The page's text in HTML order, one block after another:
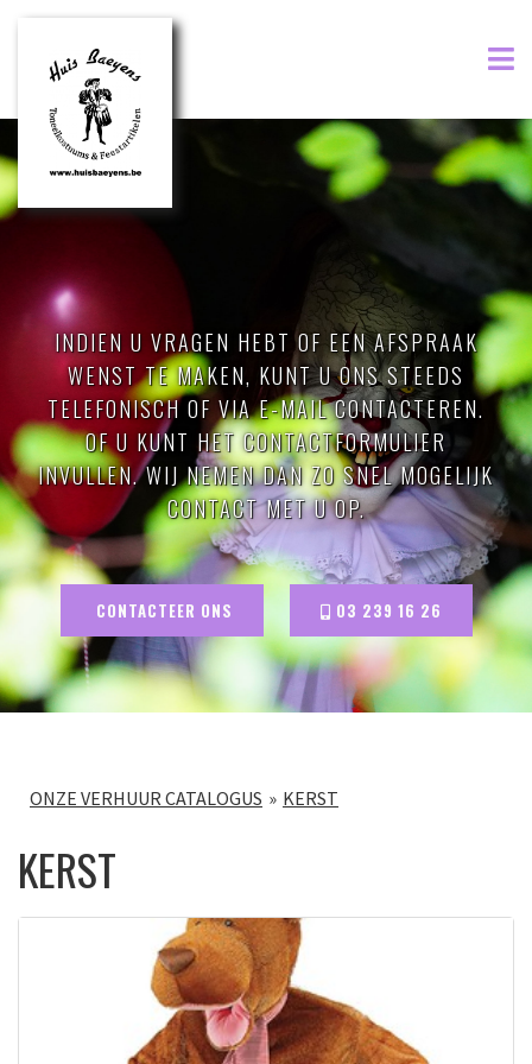
INDIEN U VRAGEN HEBT OF EEN AFSPRAAK
WENST TE MAKEN, KUNT U ONS STEEDS
TELEFONISCH OF VIA E-MAIL CONTACTEREN.
OF U KUNT HET CONTACTFORMULIER
INVULLEN. WIJ NEMEN DAN ZO SNEL MOGELIJK
CONTACT MET U OP.
CONTACTEER ONS 03 239 16 26
ONZE VERHUUR CATALOGUS KERST
KERST